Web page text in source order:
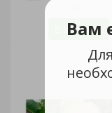
Вам
В корзину